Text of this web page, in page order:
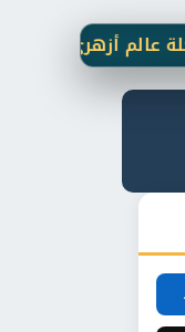
وقطب "خلوتي"